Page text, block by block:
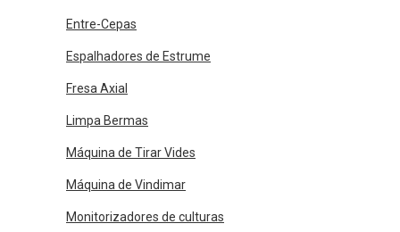
Entre-Cepas
Espalhadores de Estrume
Fresa Axial
Limpa Bermas
Máquina de Tirar Vides
Máquina de Vindimar
Monitorizadores de culturas